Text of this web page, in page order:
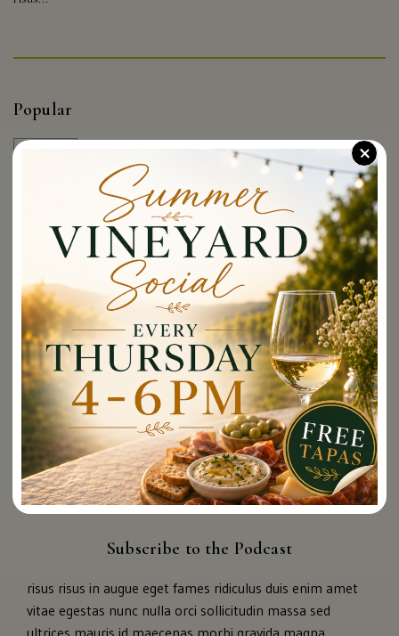
Popular
Pickup Party: Saturday Sept 19th 11:30am - 1:30pm
Pickup Party: Sunday Sept 20th 11:30am - 1:30pm
Pickup Party: Saturday Sept 26th 11:30am - 1:30pm
Pickup Party: Sunday Sept 27th 11:30am - 1:30pm
Subscribe to the Podcast
risus risus in augue eget fames ridiculus duis enim amet
vitae egestas nunc nulla orci sollicitudin massa sed
+